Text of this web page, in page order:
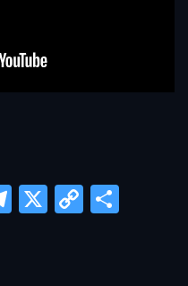
Telegram
X
Copy